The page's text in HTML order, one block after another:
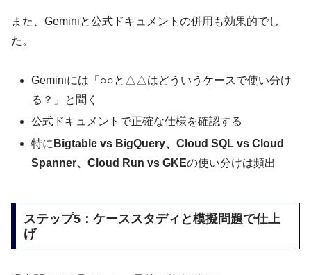
また、Geminiと公式ドキュメントの併用も効果的でし
た。
Geminiには「○○と△△はどういうケースで使い分け
る？」と聞く
公式ドキュメントで正確な仕様を確認する
特に Bigtable vs BigQuery、Cloud SQL vs Cloud
Spanner、Cloud Run vs GKEの使い分けは頻出
ステップ5：ケーススタディと模擬問題で仕上
げ